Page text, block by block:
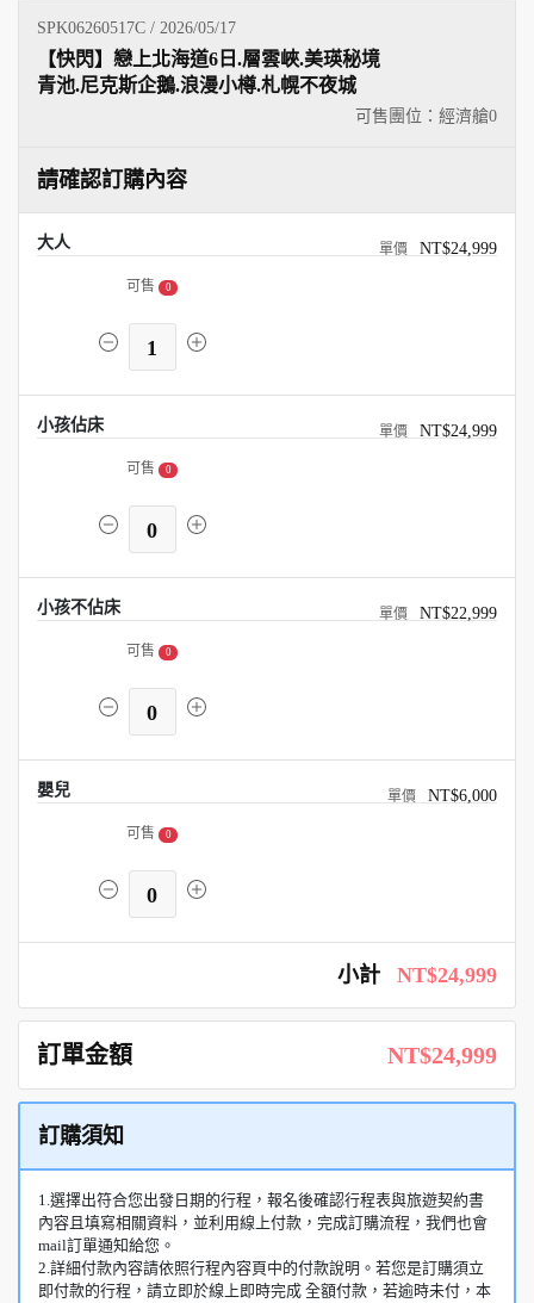
SPK06260517C / 2026/05/17
可售團位：經濟艙0
【快閃】戀上北海道6日.層雲峽.美瑛秘境
青池.尼克斯企鵝.浪漫小樽.札幌不夜城
請確認訂購內容
大人 NT$24,999
可售 0
1
小孩佔床 NT$24,999
可售 0
0
小孩不佔床 NT$22,999
可售 0
0
嬰兒 NT$6,000
可售 0
0
小計 NT$24,999
訂單金額 NT$24,999
訂購須知
1.選擇出符合您出發日期的行程，報名後確認行程表與旅遊契約書
內容且填寫相關資料，並利用線上付款，完成訂購流程，我們也會
mail訂單通知給您。
2.詳細付款內容請依照行程內容頁中的付款說明。若您是訂購須立
即付款的行程，請立即於線上即時完成 全額付款，若逾時未付，本